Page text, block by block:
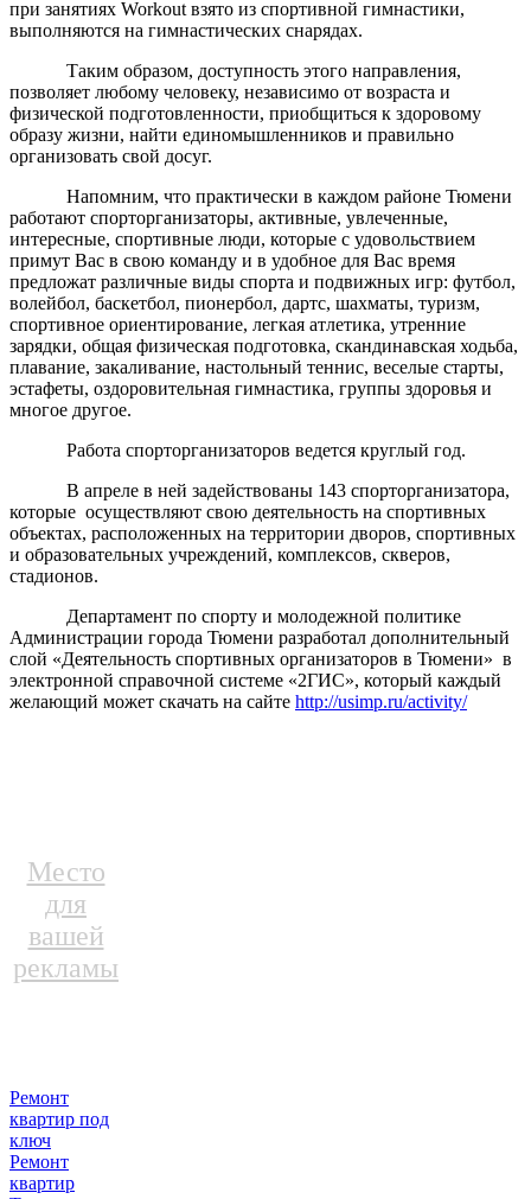
при занятиях Workout взято из спортивной гимнастики,
выполняются на гимнастических снарядах.
Таким образом, доступность этого направления,
позволяет любому человеку, независимо от возраста и
физической подготовленности, приобщиться к здоровому
образу жизни, найти единомышленников и правильно
организовать свой досуг.
Напомним, что практически в каждом районе Тюмени
работают спорторганизаторы, активные, увлеченные,
интересные, спортивные люди, которые с удовольствием
примут Вас в свою команду и в удобное для Вас время
предложат различные виды спорта и подвижных игр: футбол,
волейбол, баскетбол, пионербол, дартс, шахматы, туризм,
спортивное ориентирование, легкая атлетика, утренние
зарядки, общая физическая подготовка, скандинавская ходьба,
плавание, закаливание, настольный теннис, веселые старты,
эстафеты, оздоровительная гимнастика, группы здоровья и
многое другое.
Работа спорторганизаторов ведется круглый год.
В апреле в ней задействованы 143 спорторганизатора,
которые осуществляют свою деятельность на спортивных
объектах, расположенных на территории дворов, спортивных
и образовательных учреждений, комплексов, скверов,
стадионов.
Департамент по спорту и молодежной политике
Администрации города Тюмени разработал дополнительный
слой «Деятельность спортивных организаторов в Тюмени» в
электронной справочной системе «2ГИС», который каждый
желающий может скачать на сайте http://usimp.ru/activity/
Место
для
вашей
рекламы
Ремонт
квартир под
ключ
Ремонт
квартир